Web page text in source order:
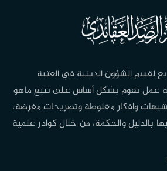
لقسم الشؤون الدينية في العتبة
عمل تقوم بشكل أساس على تتبع ماهو
وافكار مغلوطة وتصريحات مغرضة،
بالدليل والحكمة، من خلال كوادر علمية